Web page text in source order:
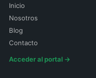
Inicio
Nosotros
Blog
Contacto
Acceder al portal →